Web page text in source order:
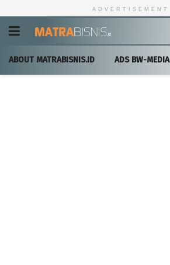
ADVERTISEMENT
ABOUT MATRABISNIS.ID ADS BW-MEDIA